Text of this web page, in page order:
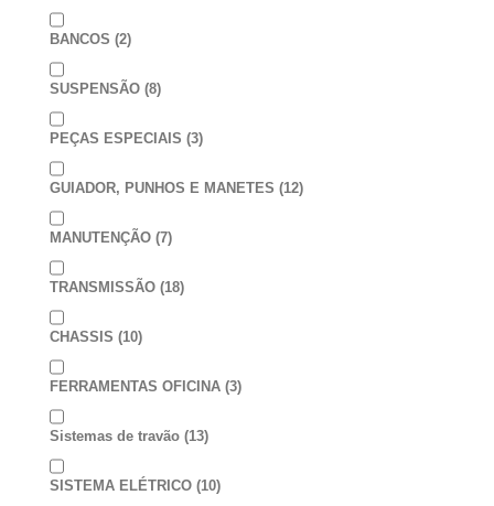
BANCOS (2)
SUSPENSÃO (8)
PEÇAS ESPECIAIS (3)
GUIADOR, PUNHOS E MANETES (12)
MANUTENÇÃO (7)
TRANSMISSÃO (18)
CHASSIS (10)
FERRAMENTAS OFICINA (3)
Sistemas de travão (13)
SISTEMA ELÉTRICO (10)